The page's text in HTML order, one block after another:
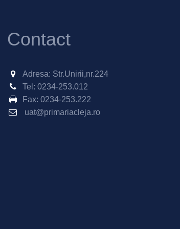
Contact
Adresa: Str.Unirii,nr.224
Tel: 0234-253.012
Fax: 0234-253.222
uat@primariacleja.ro